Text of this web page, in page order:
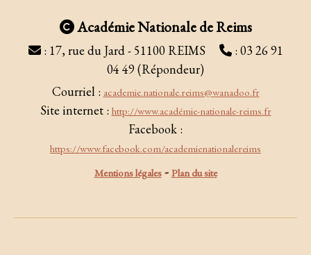
Académie Nationale de Reims
: 17, rue du Jard - 51100 REIMS
: 03 26 91
04 49 (Répondeur)
Courriel : academie.nationale.reims@wanadoo.fr
Site internet : http://www.académie-nationale-reims.fr
Facebook :
https://www.facebook.com/academienationalereims
Mentions légales- Plan du site